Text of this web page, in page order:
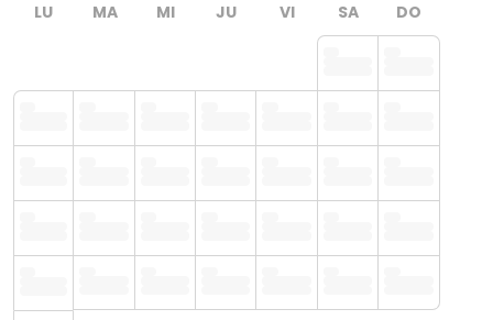
LU MA MI JU VI SA DO